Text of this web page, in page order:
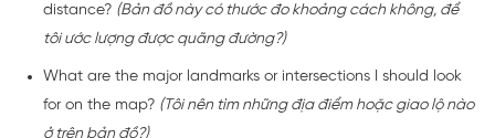
distance? (Bản đồ này có thước đo khoảng cách không, để
tôi ước lượng được quãng đường?)
What are the major landmarks or intersections I should look
for on the map? (Tôi nên tìm những địa điểm hoặc giao lộ nào
ở trên bản đồ?)